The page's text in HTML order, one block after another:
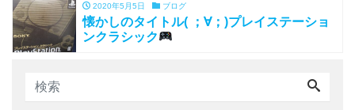
2020年5月5日 ブログ
懐かしのタイトル( ；∀；)プレイステーショ
ンクラシック